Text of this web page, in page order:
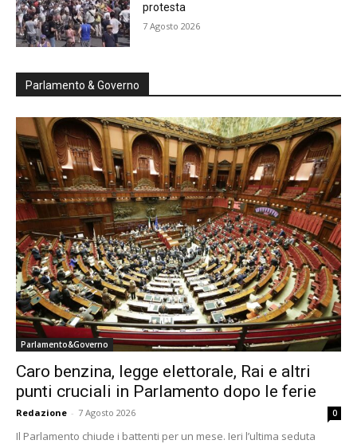
protesta
7 Agosto 2026
Parlamento & Governo
Parlamento&Governo
Caro benzina, legge elettorale, Rai e altri
punti cruciali in Parlamento dopo le ferie
Redazione - 7 Agosto 2026 0
Il Parlamento chiude i battenti per un mese. Ieri l’ultima seduta